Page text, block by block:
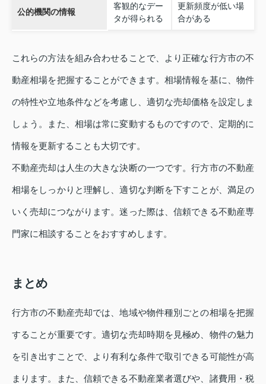
公的機関の情報
客観的なデー
タが得られる
更新頻度が低い場
合がある
これらの方法を組み合わせることで、より正確な行方市の不
動産相場を把握することができます。相場情報を基に、物件
の特性や立地条件などを考慮し、適切な売却価格を設定しま
しょう。また、相場は常に変動するものですので、定期的に
情報を更新することも大切です。
不動産売却は人生の大きな決断の一つです。行方市の不動産
相場をしっかりと理解し、適切な判断を下すことが、満足の
いく売却につながります。迷った際は、信頼できる不動産専
門家に相談することをおすすめします。
まとめ
行方市の不動産売却では、地域や物件種別ごとの相場を把握
することが重要です。適切な売却時期を見極め、物件の魅力
を引き出すことで、より有利な条件で取引できる可能性が高
まります。また、信頼できる不動産業者選びや、諸費用・税